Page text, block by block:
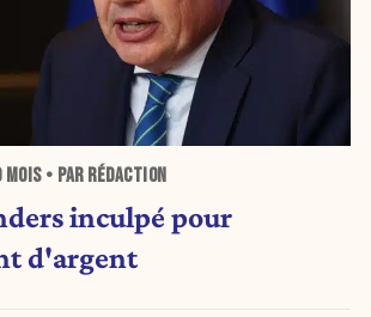
MOIS• PAR RÉDACTION
inculpé pour
d'argent